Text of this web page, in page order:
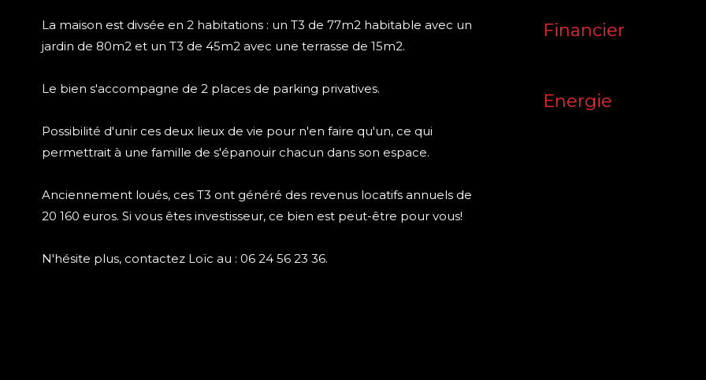
La maison est divsée en 2 habitations : un T3 de 77m2 habitable avec un
jardin de 80m2 et un T3 de 45m2 avec une terrasse de 15m2.
Le bien s'accompagne de 2 places de parking privatives.
Possibilité d'unir ces deux lieux de vie pour n'en faire qu'un, ce qui
permettrait à une famille de s'épanouir chacun dans son espace.
Anciennement loués, ces T3 ont généré des revenus locatifs annuels de
20 160 euros. Si vous êtes investisseur, ce bien est peut-être pour vous!
N'hésite plus, contactez Loïc au : 06 24 56 23 36.
Financier
Energie